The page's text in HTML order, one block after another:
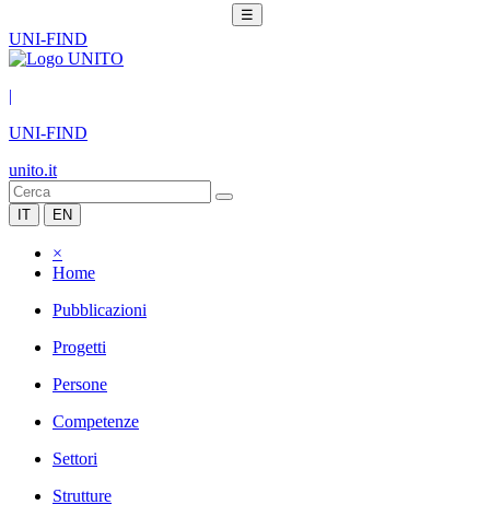
☰
UNI-FIND
|
UNI-FIND
unito.it
IT EN
×
Home
Pubblicazioni
Progetti
Persone
Competenze
Settori
Strutture